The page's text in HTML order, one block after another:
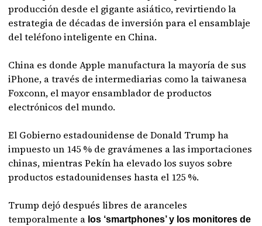
producción desde el gigante asiático, revirtiendo la
estrategia de décadas de inversión para el ensamblaje
del teléfono inteligente en China.
China es donde Apple manufactura la mayoría de sus
iPhone, a través de intermediarias como la taiwanesa
Foxconn, el mayor ensamblador de productos
electrónicos del mundo.
El Gobierno estadounidense de Donald Trump ha
impuesto un 145 % de gravámenes a las importaciones
chinas, mientras Pekín ha elevado los suyos sobre
productos estadounidenses hasta el 125 %.
Trump dejó después libres de aranceles
temporalmente a los ‘smartphones’ y los monitores de